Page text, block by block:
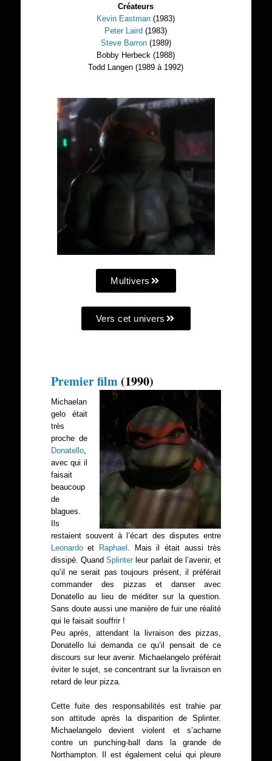
Créateurs
Kevin Eastman (1983)
Peter Laird (1983)
Steve Barron(1989)
Bobby Herbeck (1988)
Todd Langen (1989 à 1992)
Multivers
Vers cet univers
Premier film(1990)
Michaelan
gelo était
très
proche de
Donatello,
avec qui il
faisait
beaucoup
de
blagues.
Ils
restaient souvent à l’écart des disputes entre
Leonardoet Raphael . Mais il était aussi très
dissipé. Quand Splinterleur parlait de l’avenir, et
qu’il ne serait pas toujours présent, il préférait
commander des pizzas et danser avec
Donatello au lieu de méditer sur la question.
Sans doute aussi une manière de fuir une réalité
qui le faisait souffrir !
Peu après, attendant la livraison des pizzas,
Donatello lui demanda ce qu’il pensait de ce
discours sur leur avenir. Michaelangelo préférait
éviter le sujet, se concentrant sur la livraison en
retard de leur pizza.
Cette fuite des responsabilités est trahie par
son attitude après la disparition de Splinter.
Michaelangelo devient violent et s’acharne
contre un punching-ball dans la grande de
Northampton. Il est également celui qui pleure